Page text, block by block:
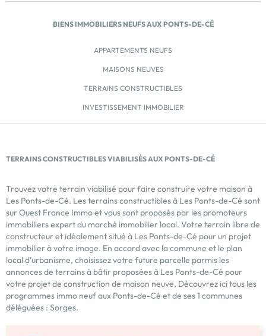
BIENS IMMOBILIERS NEUFS AUX PONTS-DE-CÉ
APPARTEMENTS NEUFS
MAISONS NEUVES
TERRAINS CONSTRUCTIBLES
INVESTISSEMENT IMMOBILIER
TERRAINS CONSTRUCTIBLES VIABILISÉS AUX PONTS-DE-CÉ
Trouvez votre terrain viabilisé pour faire construire votre maison à
Les Ponts-de-Cé. Les terrains constructibles à Les Ponts-de-Cé sont
sur Ouest France Immo et vous sont proposés par les promoteurs
immobiliers expert du marché immobilier local. Votre terrain libre de
constructeur et idéalement situé à Les Ponts-de-Cé pour un projet
immobilier à votre image. En accord avec la commune et le plan
local d'urbanisme, choisissez votre future parcelle parmis les
annonces de terrains à bâtir proposées à Les Ponts-de-Cé pour
votre projet de construction de maison neuve. Découvrez ici tous les
programmes immo neuf aux Ponts-de-Cé et de ses 1 communes
déléguées : Sorges.